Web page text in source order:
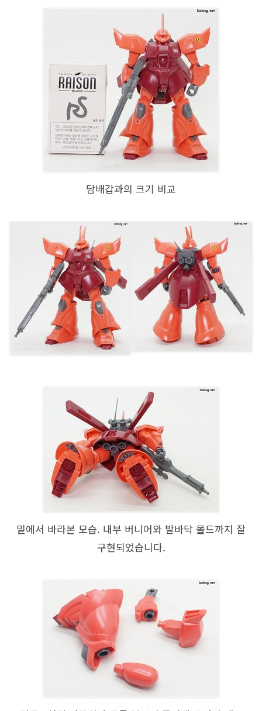
담배갑과의 크기 비교
밑에서 바라본 모습. 내부 버니어와 발바닥 몰드까지 잘
구현되었습니다.